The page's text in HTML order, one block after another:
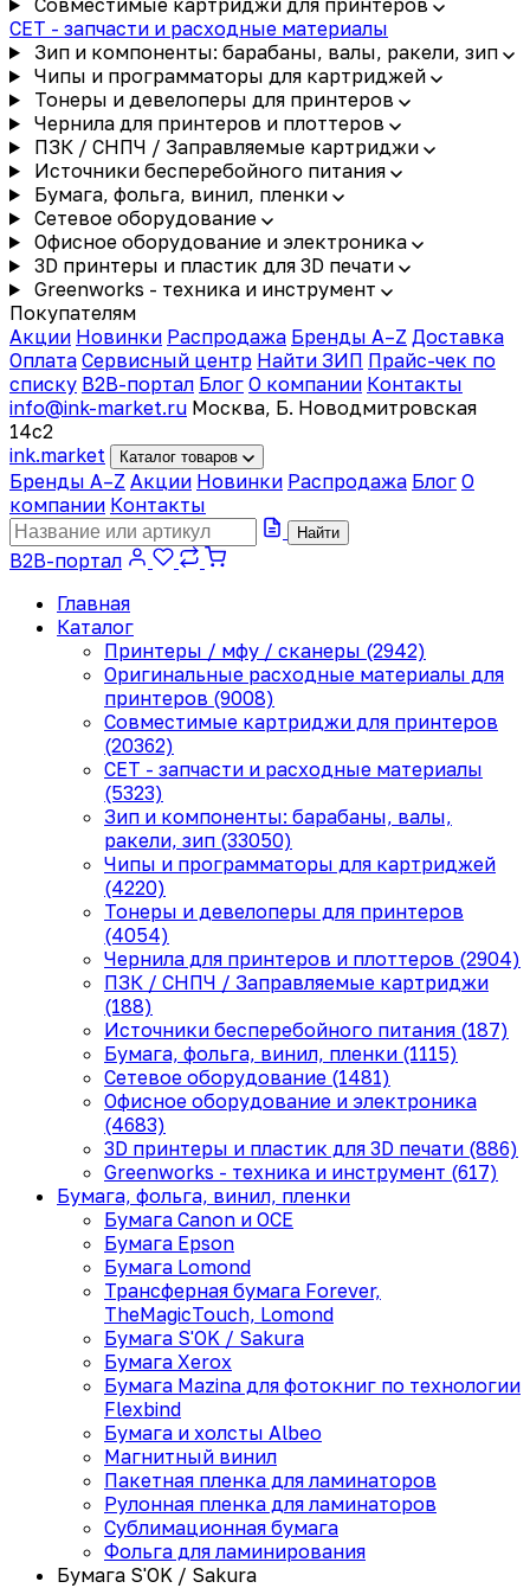
Совместимые картриджи для принтеров
CET - запчасти и расходные материалы
Зип и компоненты: барабаны, валы, ракели, зип
Чипы и программаторы для картриджей
Тонеры и девелоперы для принтеров
Чернила для принтеров и плоттеров
ПЗК / СНПЧ / Заправляемые картриджи
Источники бесперебойного питания
Бумага, фольга, винил, пленки
Сетевое оборудование
Офисное оборудование и электроника
3D принтеры и пластик для 3D печати
Greenworks - техника и инструмент
Покупателям
Акции Новинки Распродажа Бренды A–Z Доставка
Оплата Сервисный центр Найти ЗИП Прайс-чек по
списку B2B-портал Блог О компании Контакты
info@ink-market.ru Москва, Б. Новодмитровская
14с2
ink.market Каталог товаров
Бренды A–Z Акции Новинки Распродажа Блог О
компании Контакты
Найти
B2B-портал
Главная
Каталог
Принтеры / мфу / сканеры (2942)
Оригинальные расходные материалы для
принтеров (9008)
Совместимые картриджи для принтеров
(20362)
CET - запчасти и расходные материалы
(5323)
Зип и компоненты: барабаны, валы,
ракели, зип (33050)
Чипы и программаторы для картриджей
(4220)
Тонеры и девелоперы для принтеров
(4054)
Чернила для принтеров и плоттеров (2904)
ПЗК / СНПЧ / Заправляемые картриджи
(188)
Источники бесперебойного питания (187)
Бумага, фольга, винил, пленки (1115)
Сетевое оборудование (1481)
Офисное оборудование и электроника
(4683)
3D принтеры и пластик для 3D печати (886)
Greenworks - техника и инструмент (617)
Бумага, фольга, винил, пленки
Бумага Canon и OCE
Бумага Epson
Бумага Lomond
Трансферная бумага Forever,
TheMagicTouch, Lomond
Бумага S'OK / Sakura
Бумага Xerox
Бумага Mazina для фотокниг по технологии
Flexbind
Бумага и холсты Albeo
Магнитный винил
Пакетная пленка для ламинаторов
Рулонная пленка для ламинаторов
Сублимационная бумага
Фольга для ламинирования
Бумага S'OK / Sakura